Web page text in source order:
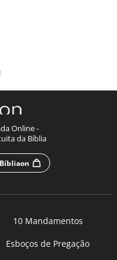
Online -
da Bíblia
10 Mandamentos
Esboços de Pregação